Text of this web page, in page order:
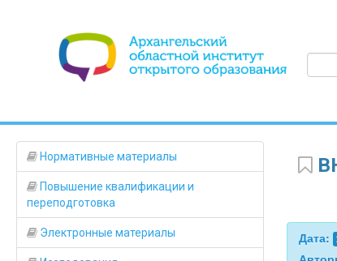
Нормативные материалы
Повышение квалификации и
переподготовка
Электронные материалы Дата: